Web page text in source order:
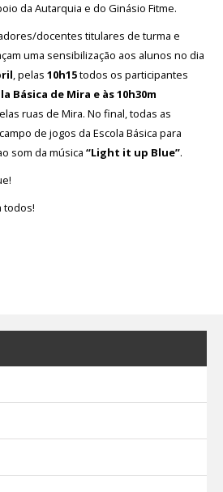
da Autarquia e do Ginásio Fitme.
docentes titulares de turma e
uma sensibilização aos alunos no dia
, pelas 10h15todos os participantes
Básica de Mira e às 10h30m
ruas de Mira. No final, todas as
de jogos da Escola Básica para
som da música “Light it up Blue”.
todos!